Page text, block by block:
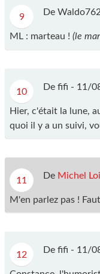
9 De
ML : marteau ! (le
10 De fifi - 11/
Hier, c'était la lune,
quoi il y a un suivi,
11 De Michel
M'en parlez pas !
12 De fifi - 11/